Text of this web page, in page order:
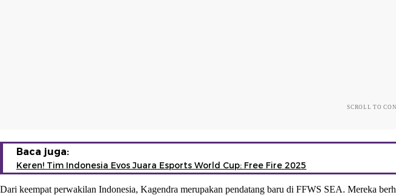
SCROLL TO
Baca juga:
Keren! Tim Indonesia Evos Juara Esports World Cup: Free Fire 2025
Dari keempat perwakilan Indonesia, Kagendra merupakan pendatang baru di FFWS SEA. Mereka